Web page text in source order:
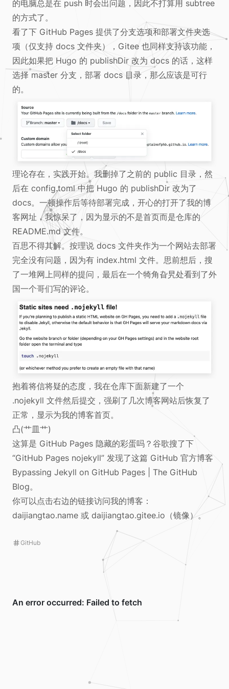
的电脑总是在 push 时会出问题，因此不打算用 subtree
的方式了。
看了下 GitHub Pages 提供了分支选项和部署文件夹选
项（仅支持 docs 文件夹），Gitee 也同样支持该功能，
因此如果把 Hugo 的 publishDir 改为 docs 的话，这样
选择 master 分支，部署 docs 目录，那么应该是可行
的。
理论存在，实践开始。我删掉了之前的 public 目录，然
后在 config.toml 中把 Hugo 的 publishDir 改为了
docs。一顿操作后等待部署完成，开心的打开了我的博
客网址，我惊呆了，因为显示的不是首页而是仓库的
README.md 文件。
百思不得其解。按理说 docs 文件夹作为一个网站去部署
完全没有问题，因为有 index.html 文件。思前想后，搜
了一堆网上同样的提问，最后在一个犄角旮旯处看到了外
国一个哥们写的评论。
抱着将信将疑的态度，我在仓库下面新建了一个
.nojekyll 文件然后提交，强刷了几次博客网站后恢复了
正常，显示为我的博客首页。
凸(艹皿艹)
这算是 GitHub Pages 隐藏的彩蛋吗？谷歌搜了下
“GitHub Pages nojekyll” 发现了这篇 GitHub 官方博客
Bypassing Jekyll on GitHub Pages | The GitHub
Blog。
你可以点击右边的链接访问我的博客：
daijiangtao.name 或 daijiangtao.gitee.io （镜像）。
GitHub